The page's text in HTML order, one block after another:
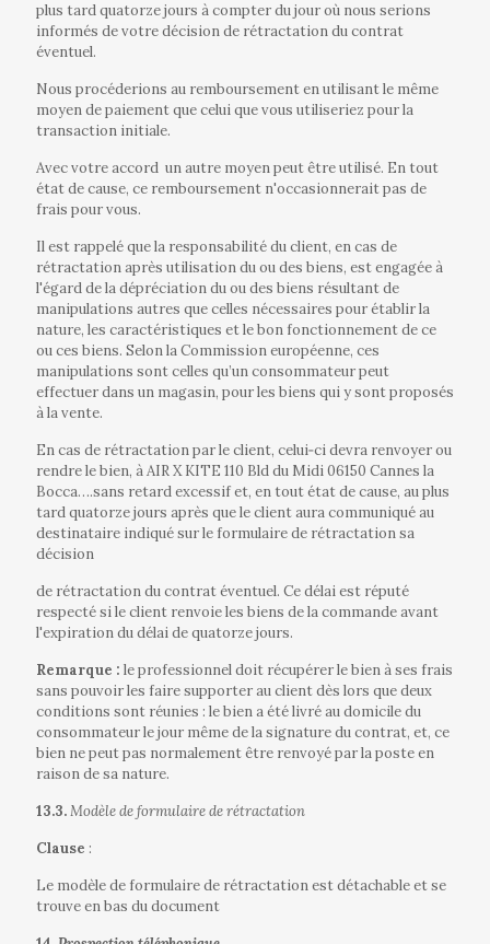
plus tard quatorze jours à compter du jour où nous serions
informés de votre décision de rétractation du contrat
éventuel.
Nous procéderions au remboursement en utilisant le même
moyen de paiement que celui que vous utiliseriez pour la
transaction initiale.
Avec votre accord un autre moyen peut être utilisé. En tout
état de cause, ce remboursement n'occasionnerait pas de
frais pour vous.
Il est rappelé que la responsabilité du client, en cas de
rétractation après utilisation du ou des biens, est engagée à
l'égard de la dépréciation du ou des biens résultant de
manipulations autres que celles nécessaires pour établir la
nature, les caractéristiques et le bon fonctionnement de ce
ou ces biens. Selon la Commission européenne, ces
manipulations sont celles qu’un consommateur peut
effectuer dans un magasin, pour les biens qui y sont proposés
à la vente.
En cas de rétractation par le client, celui‐ci devra renvoyer ou
rendre le bien, à AIR X KITE 110 Bld du Midi 06150 Cannes la
Bocca….sans retard excessif et, en tout état de cause, au plus
tard quatorze jours après que le client aura communiqué au
destinataire indiqué sur le formulaire de rétractation sa
décision
de rétractation du contrat éventuel. Ce délai est réputé
respecté si le client renvoie les biens de la commande avant
l'expiration du délai de quatorze jours.
Remarque : le professionnel doit récupérer le bien à ses frais
sans pouvoir les faire supporter au client dès lors que deux
conditions sont réunies : le bien a été livré au domicile du
consommateur le jour même de la signature du contrat, et, ce
bien ne peut pas normalement être renvoyé par la poste en
raison de sa nature.
13.3.Modèle de formulaire de rétractation
Clause :
Le modèle de formulaire de rétractation est détachable et se
trouve en bas du document